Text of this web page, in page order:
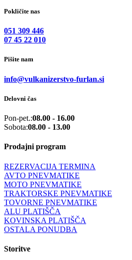
Pokličite nas
051 309 446
07 45 22 010
Pišite nam
info@vulkanizerstvo-furlan.si
Delovni čas
Pon-pet.:08.00 - 16.00
Sobota:08.00 - 13.00
Prodajni program
REZERVACIJA TERMINA
AVTO PNEVMATIKE
MOTO PNEVMATIKE
TRAKTORSKE PNEVMATIKE
TOVORNE PNEVMATIKE
ALU PLATIŠČA
KOVINSKA PLATIŠČA
OSTALA PONUDBA
Storitve